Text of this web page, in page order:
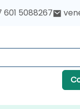
601 5088267